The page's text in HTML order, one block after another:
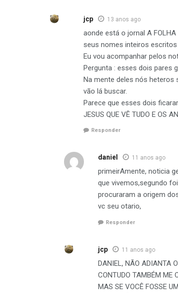
jcp 13 anos ago
aonde está o jornal A
seus nomes inteiros
Eu vou acompanhar pelos
Pergunta : esses dois pares
Na mente deles nós
vão lá buscar.
Parece que esses dois
JESUS QUE VÊ TUDO E OS
Responder
daniel 11 anos ago
primeirAmente, noticia
que vivemos,segundo
procuraram a origem
vc seu otario,
Responder
jcp 11 anos ago
DANIEL, NÃO ADIANTA
CONTUDO TAMBÉM ME
MAS SE VOCÊ FOSSE